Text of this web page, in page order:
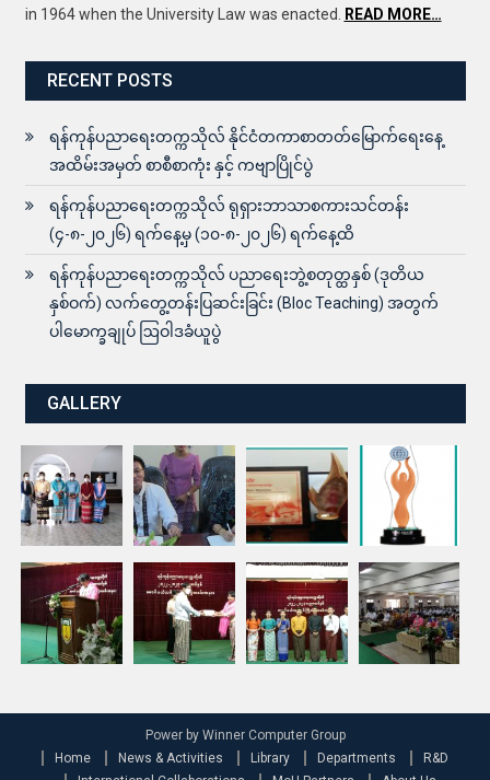
in 1964 when the University Law was enacted.
READ MORE…
RECENT POSTS
ရန်ကုန်ပညာရေးတက္ကသိုလ် နိုင်ငံတကာစာတတ်မြောက်ရေးနေ့
အထိမ်းအမှတ် စာစီစာကုံး နှင့် ကဗျာပြိုင်ပွဲ
ရန်ကုန်ပညာရေးတက္ကသိုလ် ရုရှားဘာသာစကားသင်တန်း
(၄-၈-၂၀၂၆) ရက်နေ့မှ (၁၀-၈-၂၀၂၆) ရက်နေ့ထိ
ရန်ကုန်ပညာရေးတက္ကသိုလ် ပညာရေးဘွဲ့စတုတ္ထနှစ် (ဒုတိယ
နှစ်ဝက်) လက်တွေ့တန်းပြဆင်းခြင်း (Bloc Teaching) အတွက်
ပါမောက္ခချုပ် ဩဝါဒခံယူပွဲ
GALLERY
Power by Winner Computer Group
Home
News & Activities Library Departments
R&D